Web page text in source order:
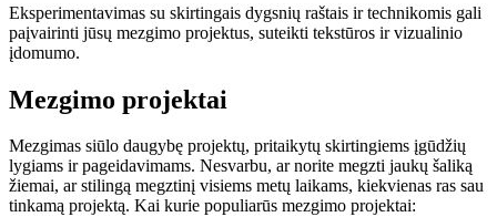
Eksperimentavimas su skirtingais dygsnių raštais ir technikomis gali
paįvairinti jūsų mezgimo projektus, suteikti tekstūros ir vizualinio
įdomumo.
Mezgimo projektai
Mezgimas siūlo daugybę projektų, pritaikytų skirtingiems įgūdžių
lygiams ir pageidavimams. Nesvarbu, ar norite megzti jaukų šaliką
žiemai, ar stilingą megztinį visiems metų laikams, kiekvienas ras sau
tinkamą projektą. Kai kurie populiarūs mezgimo projektai: